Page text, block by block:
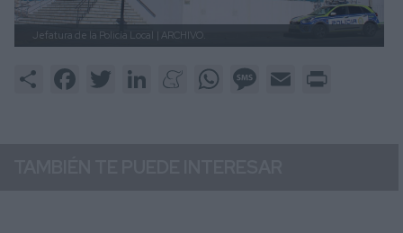
Jefatura de la Policía Local | ARCHIVO.
Share FacebookTwitter LinkedInMeneameWhatsAppMessage
Email